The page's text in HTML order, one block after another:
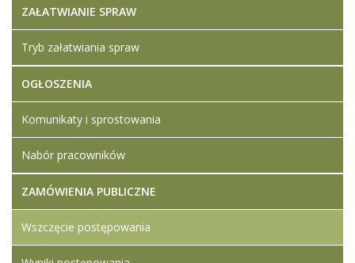
ZAŁATWIANIE SPRAW
Tryb załatwiania spraw
OGŁOSZENIA
Komunikaty i sprostowania
Nabór pracowników
ZAMÓWIENIA PUBLICZNE
Wszczęcie postępowania